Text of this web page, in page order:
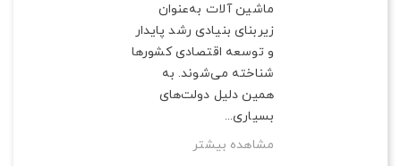
ماشین آلات به‌عنوان
زیربنای بنیادی رشد پایدار
و توسعه اقتصادی کشورها
شناخته می‌شوند. به
همین دلیل دولت‌های
بسیاری...
مشاهده بیشتر